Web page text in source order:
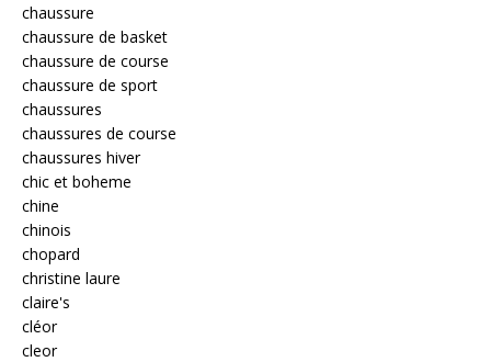
chaussure
chaussure de basket
chaussure de course
chaussure de sport
chaussures
chaussures de course
chaussures hiver
chic et boheme
chine
chinois
chopard
christine laure
claire's
cléor
cleor